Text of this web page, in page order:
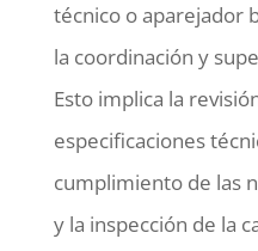
técnico o aparejador
la coordinación y
Esto implica la
especificaciones
cumplimiento de las
y la inspección de la